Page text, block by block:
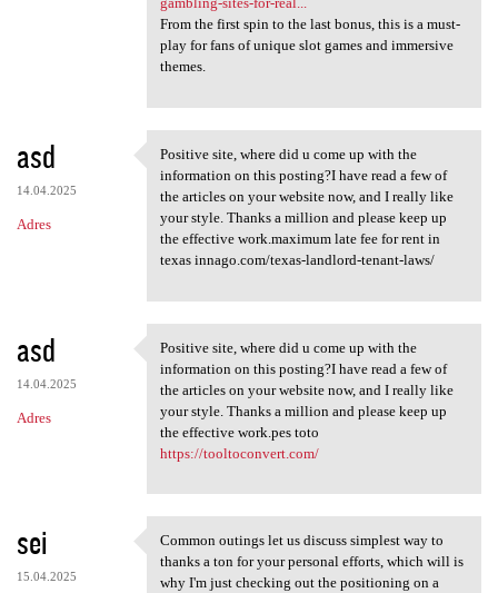
From the first spin to the last bonus, this is a must-
play for fans of unique slot games and immersive
themes.
asd
14.04.2025
Adres
Positive site, where did u
Positive site, where did u come up with the
information on this posting?I have read a few of
the articles on your website now, and I really like
your style. Thanks a million and please keep up
the effective work.maximum late fee for rent in
texas innago.com/texas-landlord-tenant-laws/
asd
14.04.2025
Adres
Positive site, where did u
Positive site, where did u come up with the
information on this posting?I have read a few of
the articles on your website now, and I really like
your style. Thanks a million and please keep up
the effective work.pes toto
https://tooltoconvert.com/
sei
15.04.2025
Common outings let us discuss
Common outings let us discuss simplest way to
thanks a ton for your personal efforts, which will is
why I'm just checking out the positioning on a